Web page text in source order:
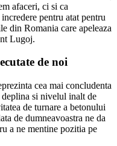
afaceri, ci si ca
pentru atat pentru
din Romania care apeleaza
Lugoj.
de noi
cea mai concludenta
deplina si nivelul inalt de
de turnare a betonului
de dumneavoastra ne da
a ne mentine pozitia pe